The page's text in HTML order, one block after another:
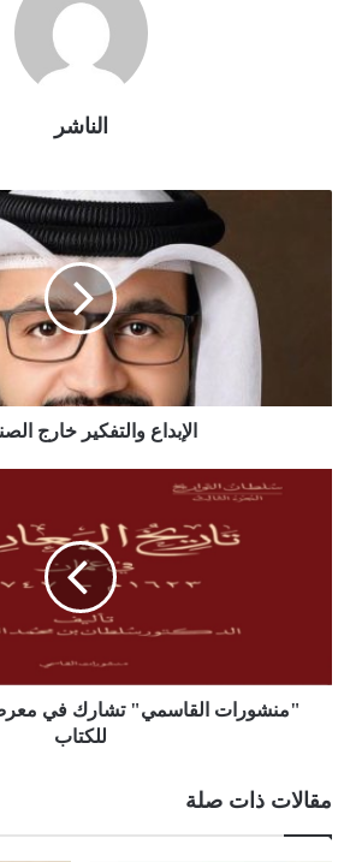
الناشر
الإبداع والتفكير خارج
"منشورات القاسمي" تشارك في
للكتاب
مقالات ذات صلة